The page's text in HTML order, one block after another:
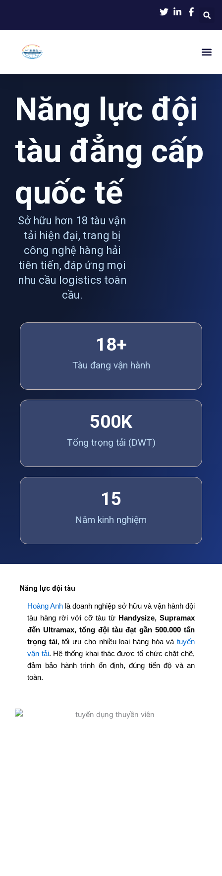
nội
Năng lực đội
tàu đẳng cấp
quốc tế
Sở hữu hơn 18 tàu vận
tải hiện đại, trang bị
công nghệ hàng hải
tiên tiến, đáp ứng mọi
nhu cầu logistics toàn
cầu.
Tàu đang vận hành
18+
Tổng trọng tải (DWT)
500K
Năm kinh nghiệm
15
Năng lực đội tàu
Hoàng Anh là doanh nghiệp sở hữu và vận hành đội
tàu hàng rời với cỡ tàu từ Handysize, Supramax
đến Ultramax, tổng đội tàu đạt gần 500.000 tấn
trọng tải, tối ưu cho nhiều loại hàng hóa vàtuyến
vận tải. Hệ thống khai thác được tổ chức chặt chẽ,
đảm bảo hành trình ổn định, đúng tiến độ và an
toàn.